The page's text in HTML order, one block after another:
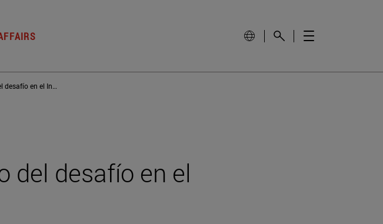
China, India y EEUU: el triángulo del desafío en el Indo-Pacífico
del desafío en el